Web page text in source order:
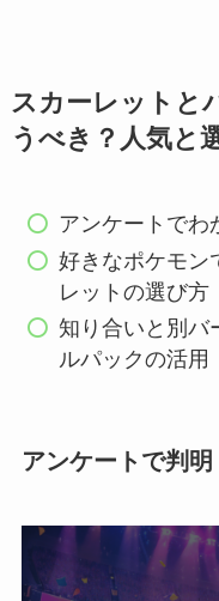
スカーレットと
うべき？人気と
アンケートでわ
好きなポケモン
レットの選び方
知り合いと別バ
ルパックの活用
アンケートで判